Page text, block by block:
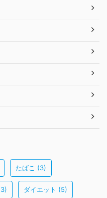
たばこ (3)
ダイエット (5)